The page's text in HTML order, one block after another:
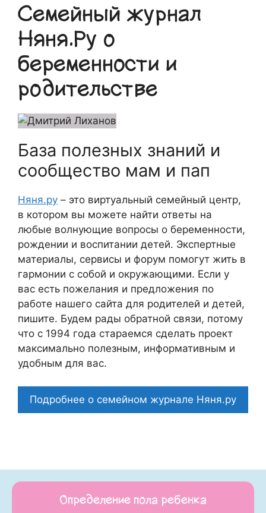
Семейный журнал
Няня.Ру о
беременности и
родительстве
База полезных знаний и
сообщество мам и пап
Няня.ру – это виртуальный семейный центр,
в котором вы можете найти ответы на
любые волнующие вопросы о беременности,
рождении и воспитании детей. Экспертные
материалы, сервисы и форум помогут жить в
гармонии с собой и окружающими. Если у
вас есть пожелания и предложения по
работе нашего сайта для родителей и детей,
пишите. Будем рады обратной связи, потому
что c 1994 года стараемся сделать проект
максимально полезным, информативным и
удобным для вас.
Подробнее о семейном журнале Няня.ру
Определение пола ребенка